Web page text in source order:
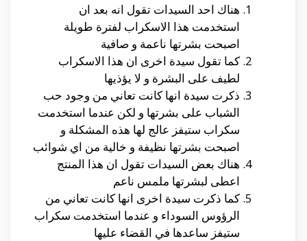
هناك احد السيدات تقول انه بعد ان
استخدمت هذا الاسكراب لفترة طويلة
اصبحت بشرتها ناعمة و صافية
كما تقول سيدة اخرى ان هذا الاسكراب
لطيف على البشرة و لا يؤذيها
ذكرت سيدة انها كانت تعاني من وجود حب
الشباب على بشرتها و لكن عندما استخدمت
سكراب ستيفز عالج لها هذه المشكلة و
اصبحت بشرتها نظيفة و خالية من اي شوائب
هناك بعض السيدات تقول ان هذا المنتج
اعطى لبشرتها ملمس ناعم
كما ذكرت سيدة اخرى انها كانت تعاني من
الرؤوس السوداء و عندما استخدمت سكراب
ستيفز ساعدها في القضاء عليها